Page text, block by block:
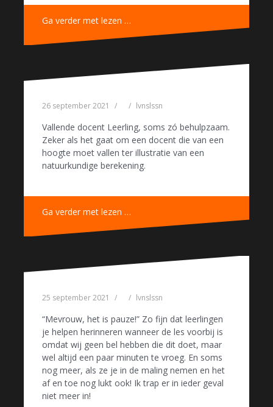
Ga verder met lezen …
26 september 2021 lvnslssn
Vallende docent Leerling, soms zó behulpzaam.
Zeker als het gaat om een docent die van een
hoogte moet vallen ter illustratie van een
natuurkundige berekening.
Ga verder met lezen …
25 september 2021 lvnslssn
“Mevrouw, het is pauze!” Zo fijn dat leerlingen
je helpen herinneren wanneer de les voorbij is
omdat wij geen bel hebben die dit doet, maar
wel altijd een paar minuten te vroeg. En soms
nog meer, als ze je in de maling nemen en het
af en toe nog lukt ook! Ik trap er in ieder geval
niet meer in!